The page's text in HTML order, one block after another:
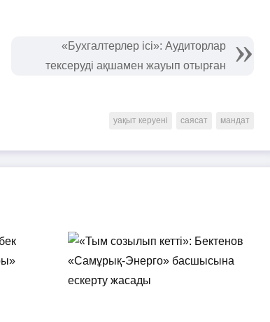
«Бухгалтерлер ісі»: Аудиторлар
тексеруді ақшамен жауып отырған
уақыт керуені саясат мандат